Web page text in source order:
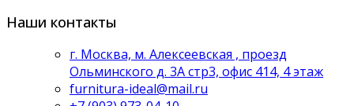
Наши контакты
г. Москва, м. Алексеевская , проезд
Ольминского д. 3А стр3, офис 414, 4 этаж
furnitura-ideal@mail.ru